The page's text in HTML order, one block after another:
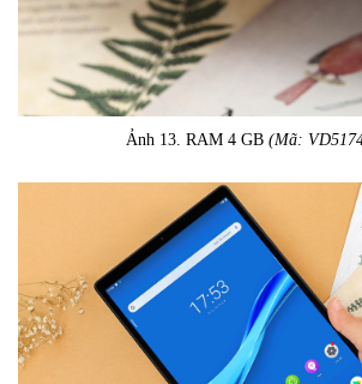
Ảnh 13. RAM 4 GB (Mã: